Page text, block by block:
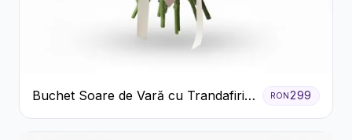
Buchet Soare de Vară cu Trandafiri
Galbeni și Crizanteme Albe
RON299